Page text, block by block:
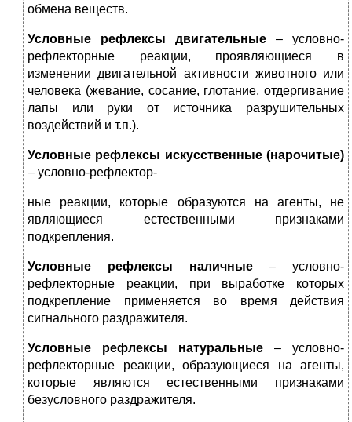
обмена веществ.
Условные рефлексы двигательные – условно-
рефлекторные реакции, проявляющиеся в
изменении двигательной активности животного или
человека (жевание, сосание, глотание, отдергивание
лапы или руки от источника разрушительных
воздействий и т.п.).
Условные рефлексы искусственные (нарочитые)
– условно-рефлектор-
ные реакции, которые образуются на агенты, не
являющиеся естественными признаками
подкрепления.
Условные рефлексы наличные– условно-
рефлекторные реакции, при выработке которых
подкрепление применяется во время действия
сигнального раздражителя.
Условные рефлексы натуральные – условно-
рефлекторные реакции, образующиеся на агенты,
которые являются естественными признаками
безусловного раздражителя.